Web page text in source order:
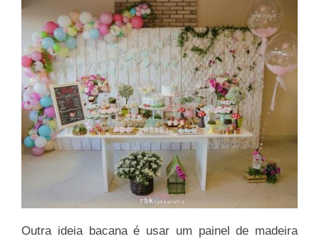
Outra ideia bacana é usar um painel de madeira